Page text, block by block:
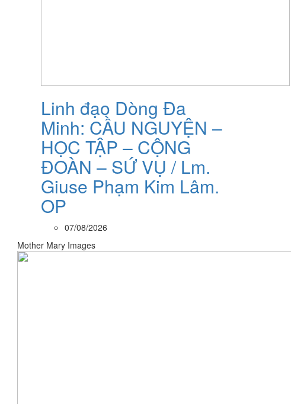
Linh đạo Dòng Đa
Minh: CẦU NGUYỆN –
HỌC TẬP – CỘNG
ĐOÀN – SỨ VỤ / Lm.
Giuse Phạm Kim Lâm.
OP
07/08/2026
Mother Mary Images